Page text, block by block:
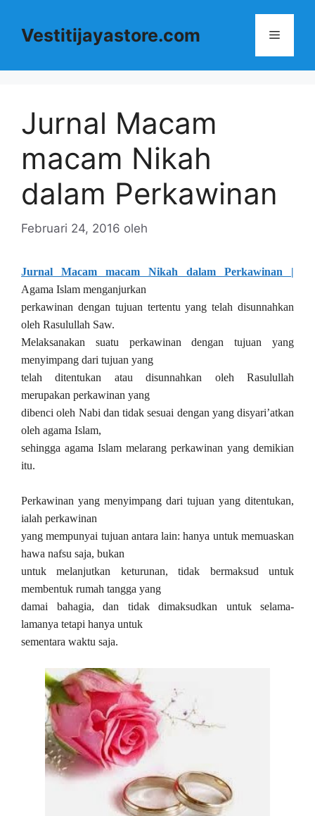
Vestitijayastore.com Menu
Jurnal Macam
macam Nikah
dalam Perkawinan
Februari 24, 2016 oleh
Jurnal Macam macam Nikah dalam Perkawinan |
Agama Islam menganjurkan
perkawinan dengan tujuan tertentu yang telah disunnahkan
oleh Rasulullah Saw.
Melaksanakan suatu perkawinan dengan tujuan yang
menyimpang dari tujuan yang
telah ditentukan atau disunnahkan oleh Rasulullah
merupakan perkawinan yang
dibenci oleh Nabi dan tidak sesuai dengan yang disyari’atkan
oleh agama Islam,
sehingga agama Islam melarang perkawinan yang demikian
itu.
Perkawinan yang menyimpang dari tujuan yang ditentukan,
ialah perkawinan
yang mempunyai tujuan antara lain: hanya untuk memuaskan
hawa nafsu saja, bukan
untuk melanjutkan keturunan, tidak bermaksud untuk
membentuk rumah tangga yang
damai bahagia, dan tidak dimaksudkan untuk selama-
lamanya tetapi hanya untuk
sementara waktu saja.